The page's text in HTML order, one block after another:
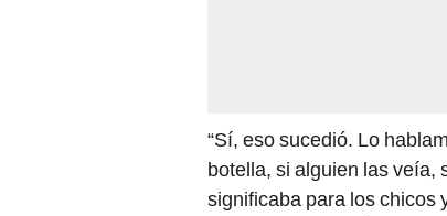
“Sí, eso sucedió. Lo
botella, si alguien las veía,
significaba para los chicos